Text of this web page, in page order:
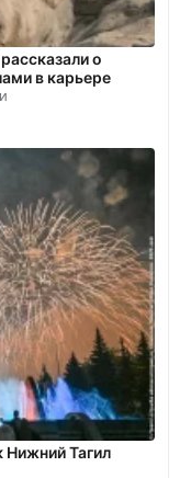
о
в карьере
Нижний Тагил